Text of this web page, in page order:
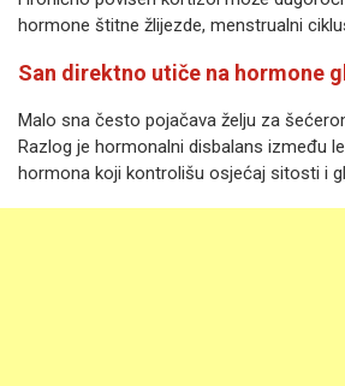
hormone štitne žlijezde, menstrualni
San direktno utiče na hormone
Malo sna često pojačava želju za
Razlog je hormonalni disbalans između
hormona koji kontrolišu osjećaj sitosti i